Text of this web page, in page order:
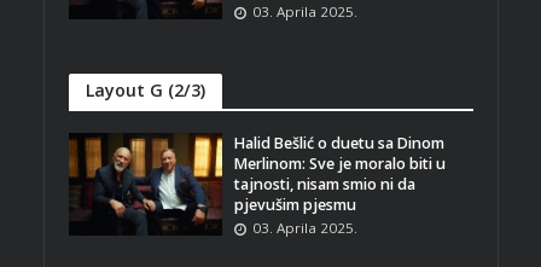
03. Aprila 2025.
Layout G (2/3)
Halid Bešlić o duetu sa Dinom
Merlinom: Sve je moralo biti u
tajnosti, nisam smio ni da
pjevušim pjesmu
03. Aprila 2025.